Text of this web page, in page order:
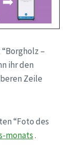
–
ihr den
Zeile
“Foto des
monats.